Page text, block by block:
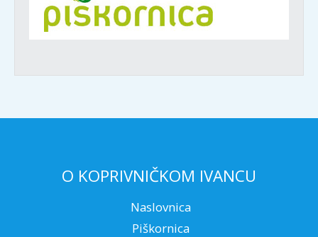
O KOPRIVNIČKOM IVANCU
Naslovnica
Piškornica